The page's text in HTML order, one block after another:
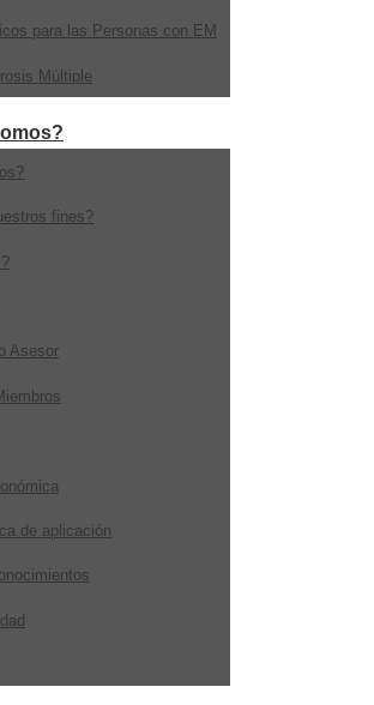
para las Personas con EM
Múltiple
fines?
Asesor
de aplicación